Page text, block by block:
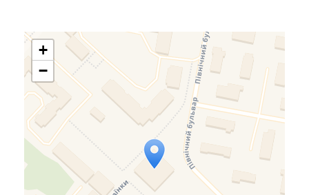
Travelers' Map is loading...
If you see this after your
page is loaded completely,
leafletJS files are missing.
+
−